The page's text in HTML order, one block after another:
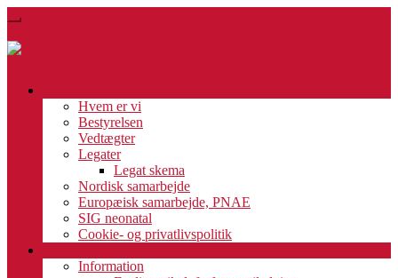
Skip
main
Toggle
navigation
Hvem er vi
Bestyrelsen
Vedtægter
Legater
Legat skema
Nordisk samarbejde
Europæisk samarbejde, PNAE
SIG neonatal
Cookie- og privatlivspolitik
Information